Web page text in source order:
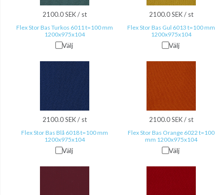
2100.0 SEK / st
Flex Stor Bas Turkos 6011 t=100 mm
1200x975x104
Välj
2100.0 SEK / st
Flex Stor Bas Gul 6013 t=100 mm
1200x975x104
Välj
2100.0 SEK / st
Flex Stor Bas Blå 6018 t=100 mm
1200x975x104
Välj
2100.0 SEK / st
Flex Stor Bas Orange 6022 t=100
mm 1200x975x104
Välj